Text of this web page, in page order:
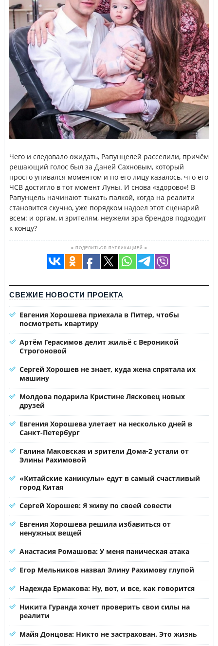
Чего и следовало ожидать, Рапунцелей расселили, причём
решающий голос был за Даней Сахновым, который
просто упивался моментом и по его лицу казалось, что его
ЧСВ достигло в тот момент Луны. И снова «здорово»! В
Рапунцель начинают тыкать палкой, когда на реалити
становится скучно, уже порядком надоел этот сценарий
всем: и оргам, и зрителям, неужели эра брендов подходит
к концу?
≡ ПОДЕЛИТЬСЯ ПУБЛИКАЦИЕЙ ≡
СВЕЖИЕ НОВОСТИ ПРОЕКТА
Евгения Хорошева приехала в Питер, чтобы
посмотреть квартиру
Артём Герасимов делит жильё с Вероникой
Строгоновой
Сергей Хорошев не знает, куда жена спрятала их
машину
Молдова подарила Кристине Лясковец новых
друзей
Евгения Хорошева улетает на несколько дней в
Санкт-Петербург
Галина Маковская и зрители Дома-2 устали от
Элины Рахимовой
«Китайские каникулы» едут в самый счастливый
город Китая
Сергей Хорошев: Я живу по своей совести
Евгения Хорошева решила избавиться от
ненужных вещей
Анастасия Ромашова: У меня паническая атака
Егор Мельников назвал Элину Рахимову глупой
Надежда Ермакова: Ну, вот, и все, как говорится
Никита Гуранда хочет проверить свои силы на
реалити
Майя Донцова: Никто не застрахован. Это жизнь